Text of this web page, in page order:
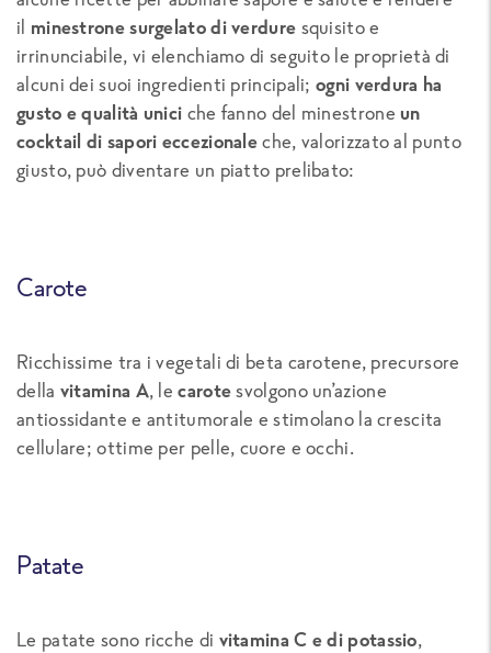
il minestrone surgelato di verdure squisito e
irrinunciabile, vi elenchiamo di seguito le proprietà di
alcuni dei suoi ingredienti principali;ogni verdura ha
gusto e qualità unici che fanno del minestroneun
cocktail di sapori eccezionaleche, valorizzato al punto
giusto, può diventare un piatto prelibato:
Carote
Ricchissime tra i vegetali di beta carotene, precursore
della vitamina A, lecarotesvolgono un’azione
antiossidante e antitumorale e stimolano la crescita
cellulare; ottime per pelle, cuore e occhi.
Patate
Le patate sono ricche di vitamina C e di potassio,